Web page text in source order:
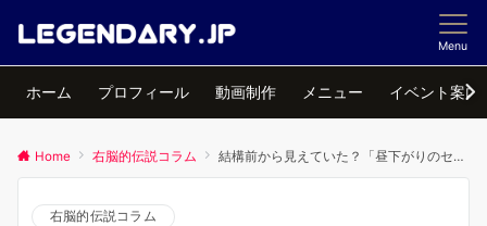
Menu
ホーム プロフィール 動画制作 メニュー イベント案内
Home 右脳的伝説コラム 結構前から見えていた？「昼下がりのセクシャリティを語る会」で気付いたこと
右脳的伝説コラム